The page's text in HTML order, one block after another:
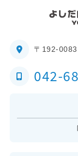
〒192-0083
042-